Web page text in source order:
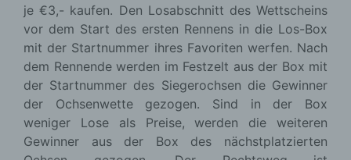
je €3,- kaufen. Den Losabschnitt des Wettscheins
vor dem Start des ersten Rennens in die Los-Box
mit der Startnummer ihres Favoriten werfen. Nach
dem Rennende werden im Festzelt aus der Box mit
der Startnummer des Siegerochsen die Gewinner
der Ochsenwette gezogen. Sind in der Box
weniger Lose als Preise, werden die weiteren
Gewinner aus der Box des nächstplatzierten